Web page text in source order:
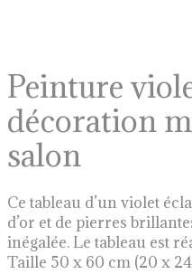
Peinture
décoration
salon
Ce tableau d’un violet
d’or et de pierres
inégalée. Le tableau est
Taille 50 x 60 cm (20 x